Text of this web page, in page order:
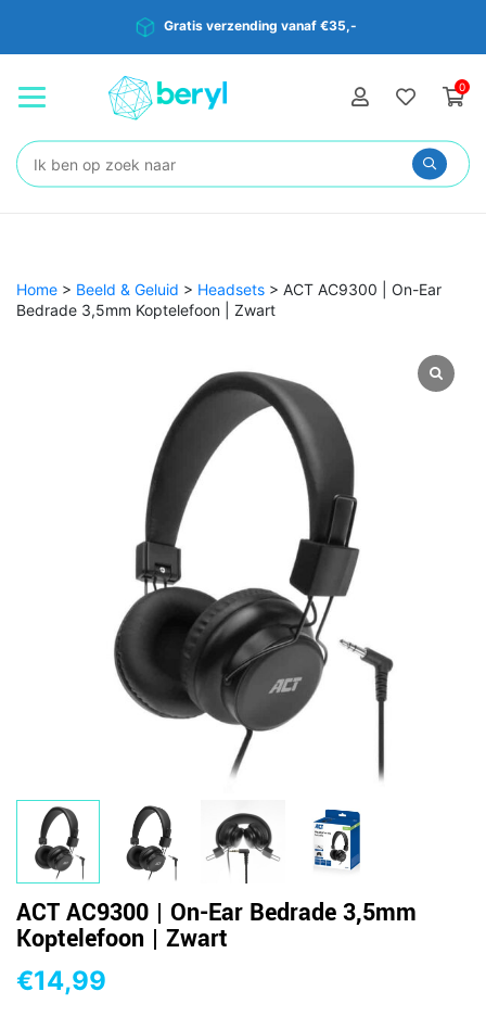
Gratis verzending vanaf €35,-
0
Zoeken:
Home > Beeld & Geluid > Headsets > ACT AC9300 | On-Ear
Bedrade 3,5mm Koptelefoon | Zwart
ACT AC9300 | On-Ear Bedrade 3,5mm
Koptelefoon | Zwart
€14,99